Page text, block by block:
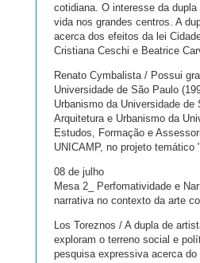
cotidiana. O interesse da
vida nos grandes centros. A
acerca dos efeitos da lei
Cristiana Ceschi e Beatrice
Renato Cymbalista / Possui
Universidade de São Paulo
Urbanismo da Universidade
Arquitetura e Urbanismo da
Estudos, Formação e
UNICAMP, no projeto
08 de julho
Mesa 2_ Perfomatividade e
narrativa no contexto da arte
Los Toreznos / A dupla de
exploram o terreno social e
pesquisa expressiva acerca